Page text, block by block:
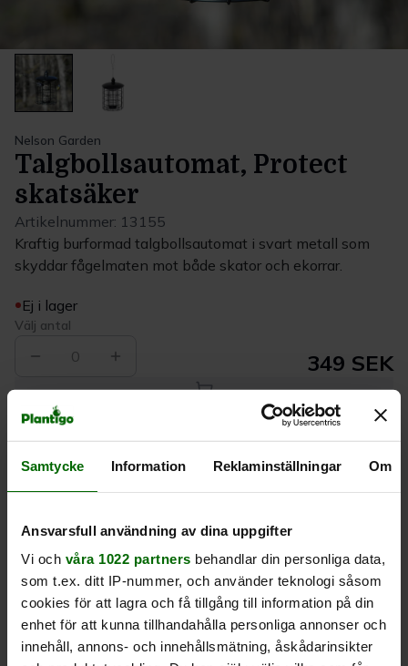
Samtycke Information Reklaminställningar Om
Ansvarsfull användning av dina uppgifter
Vi och våra 1022 partners behandlar din personliga data,
som t.ex. ditt IP-nummer, och använder teknologi såsom
cookies för att lagra och få tillgång till information på din
enhet för att kunna tillhandahålla personliga annonser och
innehåll, annons- och innehållsmätning, åskådarinsikter
Nelson Garden
Talgbollsautomat, Protect
skatsäker
Artikelnummer: 13155
Kraftig burformad talgbollsautomat i svart metall som
skyddar fågelmaten mot både skator och ekorrar.
Ej i lager
Välj antal
0 349 SEK
Leverans 1-
Kvalitet till
Eget lager allt i
Beskrivning
Produktrecensioner